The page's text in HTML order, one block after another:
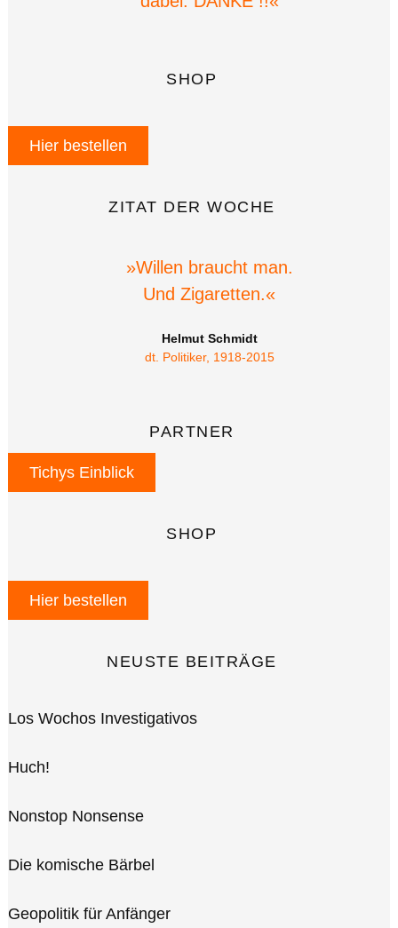
SHOP
Hier bestellen
ZITAT DER WOCHE
»Willen braucht man.
Und Zigaretten.«
Helmut Schmidt
dt. Politiker, 1918-2015
PARTNER
Tichys Einblick
SHOP
Hier bestellen
NEUSTE BEITRÄGE
Los Wochos Investigativos
Huch!
Nonstop Nonsense
Die komische Bärbel
Geopolitik für Anfänger